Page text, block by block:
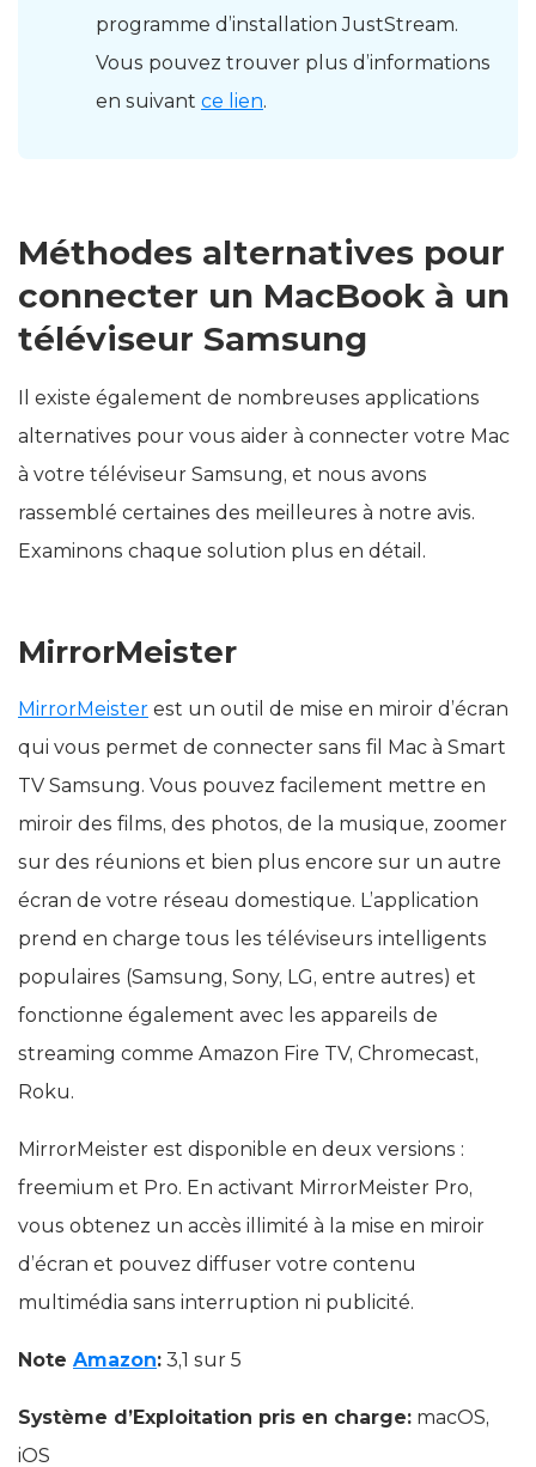
programme d’installation JustStream.
Vous pouvez trouver plus d’informations
en suivant ce lien.
Méthodes alternatives pour
connecter un MacBook à un
téléviseur Samsung
Il existe également de nombreuses applications
alternatives pour vous aider à connecter votre Mac
à votre téléviseur Samsung, et nous avons
rassemblé certaines des meilleures à notre avis.
Examinons chaque solution plus en détail.
MirrorMeister
MirrorMeister est un outil de mise en miroir d’écran
qui vous permet de connecter sans fil Mac à Smart
TV Samsung. Vous pouvez facilement mettre en
miroir des films, des photos, de la musique, zoomer
sur des réunions et bien plus encore sur un autre
écran de votre réseau domestique. L’application
prend en charge tous les téléviseurs intelligents
populaires (Samsung, Sony, LG, entre autres) et
fonctionne également avec les appareils de
streaming comme Amazon Fire TV, Сhromecast,
Roku.
MirrorMeister est disponible en deux versions :
freemium et Pro. En activant MirrorMeister Pro,
vous obtenez un accès illimité à la mise en miroir
d’écran et pouvez diffuser votre contenu
multimédia sans interruption ni publicité.
Note Amazon: 3,1 sur 5
Système d’Exploitation pris en charge: macOS,
iOS